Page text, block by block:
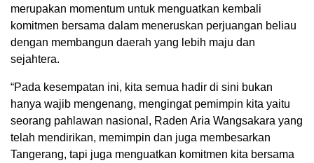
merupakan momentum untuk menguatkan kembali
komitmen bersama dalam meneruskan perjuangan beliau
dengan membangun daerah yang lebih maju dan
sejahtera.
“Pada kesempatan ini, kita semua hadir di sini bukan
hanya wajib mengenang, mengingat pemimpin kita yaitu
seorang pahlawan nasional, Raden Aria Wangsakara yang
telah mendirikan, memimpin dan juga membesarkan
Tangerang, tapi juga menguatkan komitmen kita bersama